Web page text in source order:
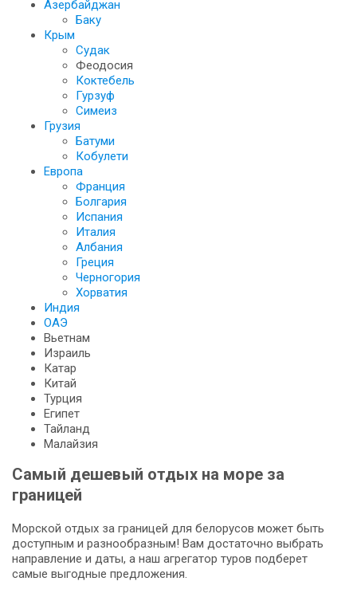
Азербайджан
Баку
Крым
Судак
Феодосия
Коктебель
Гурзуф
Симеиз
Грузия
Батуми
Кобулети
Европа
Франция
Болгария
Испания
Италия
Албания
Греция
Черногория
Хорватия
Индия
ОАЭ
Вьетнам
Израиль
Катар
Китай
Турция
Египет
Тайланд
Малайзия
Самый дешевый отдых на море за
границей
Морской отдых за границей для белорусов может быть
доступным и разнообразным! Вам достаточно выбрать
направление и даты, а наш агрегатор туров подберет
самые выгодные предложения.